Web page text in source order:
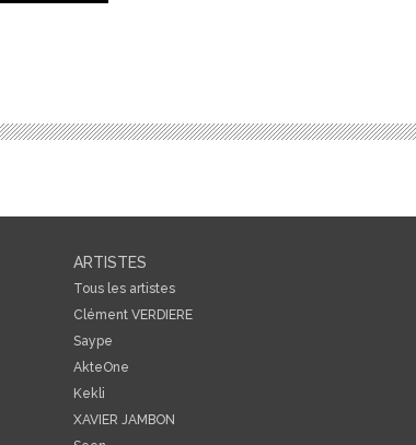
ARTISTES
Tous les artistes
Clément VERDIERE
Saype
AkteOne
Kekli
XAVIER JAMBON